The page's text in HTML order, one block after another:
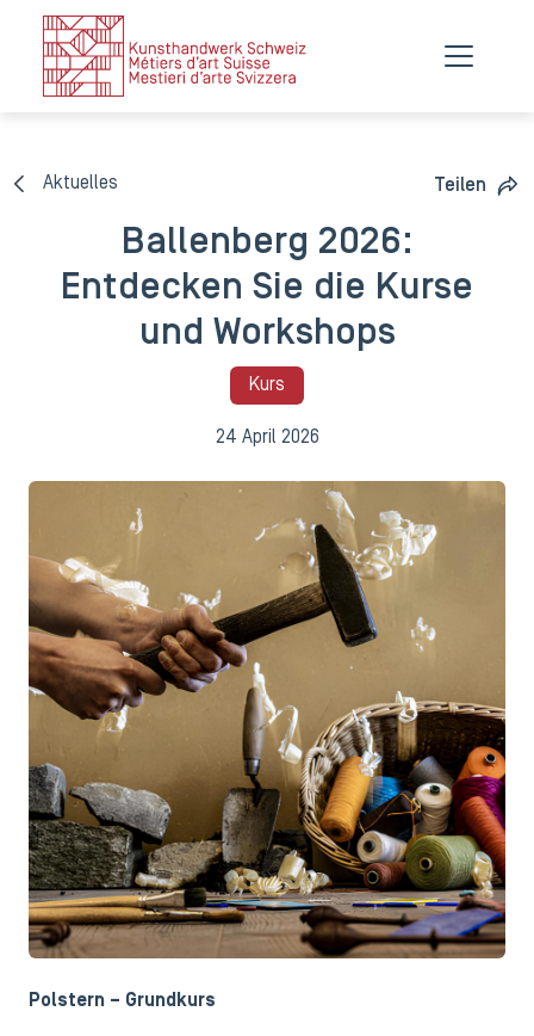
Aktuelles Teilen
Ballenberg 2026:
Entdecken Sie die Kurse
und Workshops
Kurs
24 April 2026
Polstern – Grundkurs